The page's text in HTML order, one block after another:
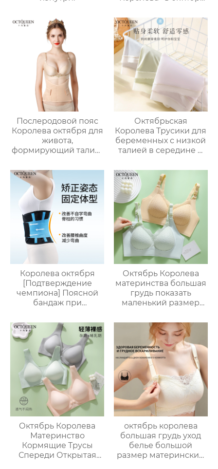
с низкой талией для
ранних, вторых и
поздних сроков
беременности,
поддерживающее
живот.
Послеродовой пояс
Королева октября для
живота,
формирующий талию,
удерживающий пояс,
специальный
удерживающий пояс
для беременных для
спокойных родов и
кесарева сечения
Октябрьская
Королева Трусики для
беременных с низкой
талией в середине и
беременности
Большой размер
Хлопок Промежность
Беременность
Специальный Тонкий
Без Следа Ранний
Ледяной Шелк
Королева октября
[Подтверждение
чемпиона] Поясной
бандаж при
поясничного отдела
позвоночника, болях в
поясничном отделе и
поясничном поясе
для мужчин и
женщин.
Октябрь Королева
материнства большая
грудь показать
маленький размер
специальный
послеродовой
бюстгальтер грудного
вскармливания
собраны анти-
обвисшие женские
Октябрь Королева
Материнство
Кормящие Трусы
Спереди Открытая
октябрь королева
большая грудь уход
белье большой
размер материнский